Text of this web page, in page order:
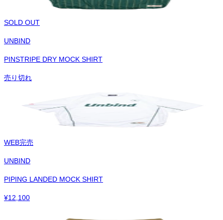
SOLD OUT
UNBIND
PINSTRIPE DRY MOCK SHIRT
売り切れ
WEB完売
UNBIND
PIPING LANDED MOCK SHIRT
¥12,100